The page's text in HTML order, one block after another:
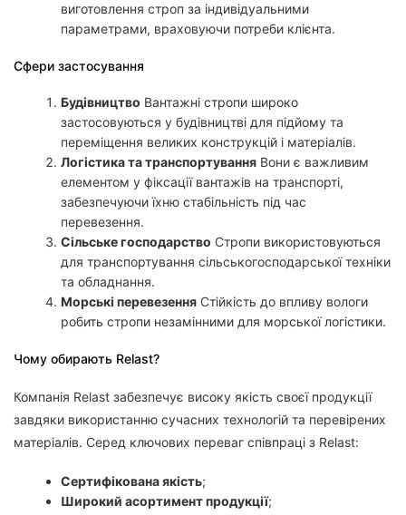
виготовлення строп за індивідуальними
параметрами, враховуючи потреби клієнта.
Сфери застосування
Будівництво Вантажні стропи широко
застосовуються у будівництві для підйому та
переміщення великих конструкцій і матеріалів.
Логістика та транспортування Вони є важливим
елементом у фіксації вантажів на транспорті,
забезпечуючи їхню стабільність під час
перевезення.
Сільське господарство Стропи використовуються
для транспортування сільськогосподарської техніки
та обладнання.
Морські перевезення Стійкість до впливу вологи
робить стропи незамінними для морської логістики.
Чому обирають Relast?
Компанія Relast забезпечує високу якість своєї продукції
завдяки використанню сучасних технологій та перевірених
матеріалів. Серед ключових переваг співпраці з Relast:
Сертифікована якість;
Широкий асортимент продукції;